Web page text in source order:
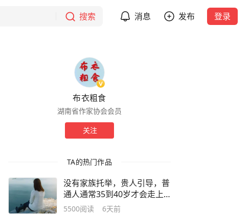
搜索 消息 发布 登录
布衣粗食
湖南省作家协会会员
关注
TA的热门作品
没有家族托举，贵人引导，普
通人通常35到40岁才会走上
命运的正轨
5500阅读 6天前